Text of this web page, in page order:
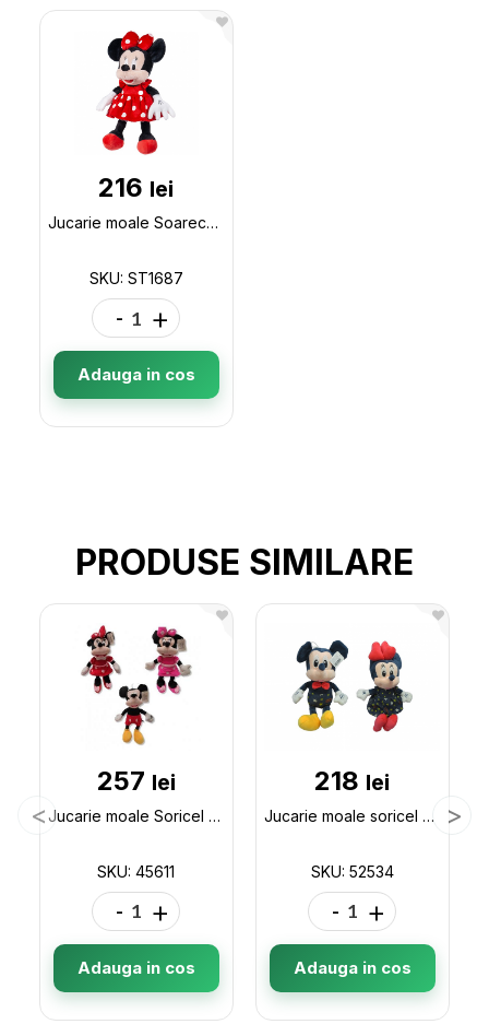
216 lei
Jucarie moale Soarece Nadia h-41cm ST1687
SKU: ST1687
- +
Adauga in cos
PRODUSE SIMILARE
257 lei
Jucarie moale Soricel 45611
SKU: 45611
- +
Adauga in cos
218 lei
Jucarie moale soricel 45cm 52534
SKU: 52534
- +
Adauga in cos